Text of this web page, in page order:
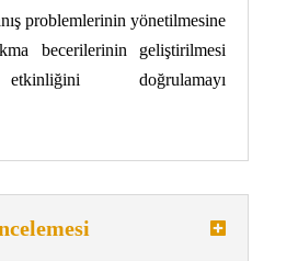
problemlerinin yönetilmesine
becerilerinin geliştirilmesi
doğrulamayı